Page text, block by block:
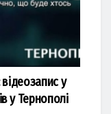
у
у Тернополі